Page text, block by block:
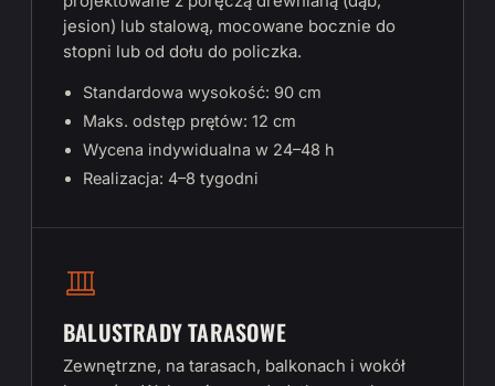
jesion) lub stalową, mocowane bocznie do
stopni lub od dołu do policzka.
Standardowa wysokość: 90 cm
Maks. odstęp prętów: 12 cm
Wycena indywidualna w 24–48 h
Realizacja: 4–8 tygodni
BALUSTRADY TARASOWE
Zewnętrzne, na tarasach, balkonach i wokół